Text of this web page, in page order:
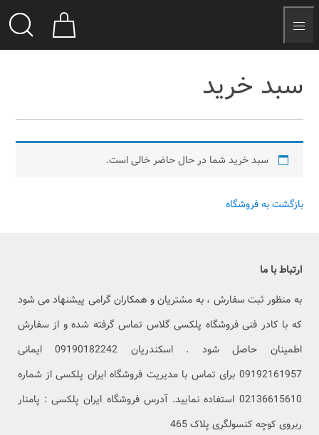
سبد خرید
سبد خرید شما در حال حاضر خالی است.
بازگشت به فروشگاه
ارتباط با ما
به منظور ثبت سفارش ، به مشتریان و همکاران گرامی پیشنهاد می شود
که با کادر فنی فروشگاه پلکسی گلاس تماس گرفته شده و از سفارش
اطمینان حاصل شود . اسکندریان 09190182242 ایمانی
09192161957 برای تماس با مدیریت فروشگاه ایران پلکسی از شماره
02136615610 استفاده نمایید. آدرس فروشگاه ایران پلکسی : پامنار
ربروی کوچه کنسولگری پلاک 465